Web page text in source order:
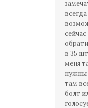
в 35
меня
нужны
там
болт